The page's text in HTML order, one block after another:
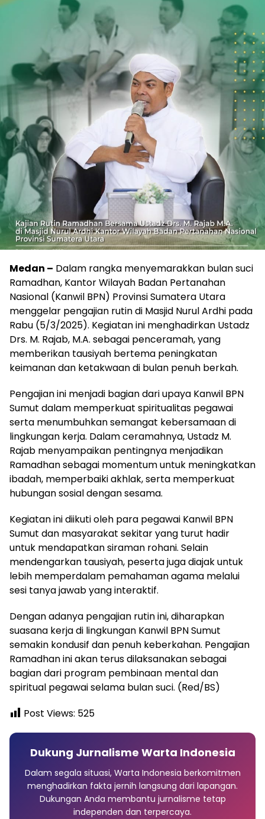
Medan – Dalam rangka menyemarakkan bulan suci
Ramadhan, Kantor Wilayah Badan Pertanahan
Nasional (Kanwil BPN) Provinsi Sumatera Utara
menggelar pengajian rutin di Masjid Nurul Ardhi pada
Rabu (5/3/2025). Kegiatan ini menghadirkan Ustadz
Drs. M. Rajab, M.A. sebagai penceramah, yang
memberikan tausiyah bertema peningkatan
keimanan dan ketakwaan di bulan penuh berkah.
Pengajian ini menjadi bagian dari upaya Kanwil BPN
Sumut dalam memperkuat spiritualitas pegawai
serta menumbuhkan semangat kebersamaan di
lingkungan kerja. Dalam ceramahnya, Ustadz M.
Rajab menyampaikan pentingnya menjadikan
Ramadhan sebagai momentum untuk meningkatkan
ibadah, memperbaiki akhlak, serta memperkuat
hubungan sosial dengan sesama.
Kegiatan ini diikuti oleh para pegawai Kanwil BPN
Sumut dan masyarakat sekitar yang turut hadir
untuk mendapatkan siraman rohani. Selain
mendengarkan tausiyah, peserta juga diajak untuk
lebih memperdalam pemahaman agama melalui
sesi tanya jawab yang interaktif.
Dengan adanya pengajian rutin ini, diharapkan
suasana kerja di lingkungan Kanwil BPN Sumut
semakin kondusif dan penuh keberkahan. Pengajian
Ramadhan ini akan terus dilaksanakan sebagai
bagian dari program pembinaan mental dan
spiritual pegawai selama bulan suci. (Red/BS)
Post Views: 525
Dukung Jurnalisme Warta Indonesia
Dalam segala situasi, Warta Indonesia berkomitmen
menghadirkan fakta jernih langsung dari lapangan.
Dukungan Anda membantu jurnalisme tetap
independen dan terpercaya.